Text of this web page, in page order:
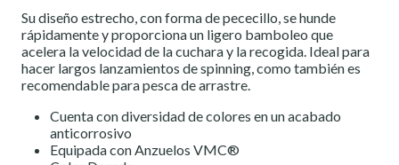
Su diseño estrecho, con forma de pececillo, se hunde
rápidamente y proporciona un ligero bamboleo que
acelera la velocidad de la cuchara y la recogida. Ideal para
hacer largos lanzamientos de spinning, como también es
recomendable para pesca de arrastre.
Cuenta con diversidad de colores en un acabado
anticorrosivo
Equipada con Anzuelos VMC®